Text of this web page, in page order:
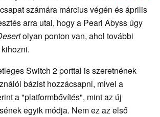
számára március végén és április
arra utal, hogy a Pearl Abyss úgy
olyan ponton van, ahol további
Switch 2 porttal is szeretnének
bázist hozzácsapni, mivel a
a "platformbővítés", mint az új
egyik módja. Nem ez az első